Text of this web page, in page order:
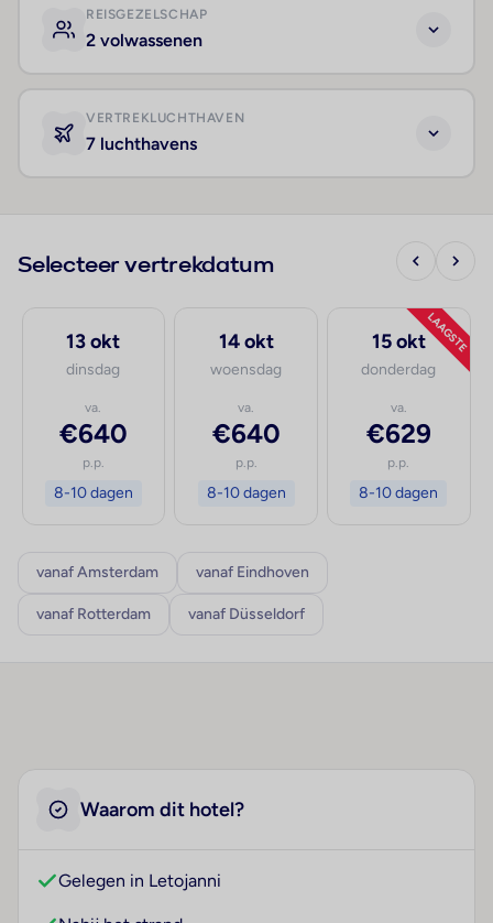
REISGEZELSCHAP
2 volwassenen
VERTREKLUCHTHAVEN
7 luchthavens
Selecteer vertrekdatum
13 okt
dinsdag
va.
€640
p.p.
8-10 dagen
14 okt
woensdag
va.
€640
p.p.
8-10 dagen
LAAGSTE
15 okt
donderdag
va.
€629
p.p.
8-10 dagen
vanaf Amsterdam vanaf Eindhoven
vanaf Rotterdam vanaf Düsseldorf
Waarom dit hotel?
Gelegen in Letojanni